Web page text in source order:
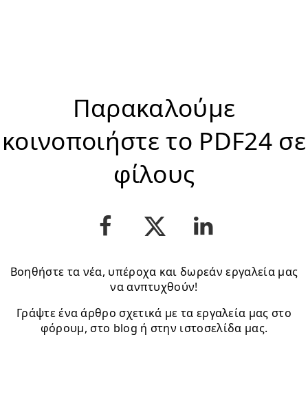
Παρακαλούμε
κοινοποιήστε το PDF24 σε
φίλους
Βοηθήστε τα νέα, υπέροχα και δωρεάν εργαλεία μας
να ανπτυχθούν!
Γράψτε ένα άρθρο σχετικά με τα εργαλεία μας στο
φόρουμ, στο blog ή στην ιστοσελίδα μας.